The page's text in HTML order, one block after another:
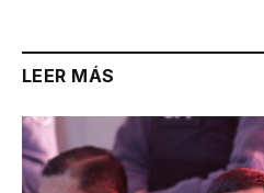
LEER MÁS